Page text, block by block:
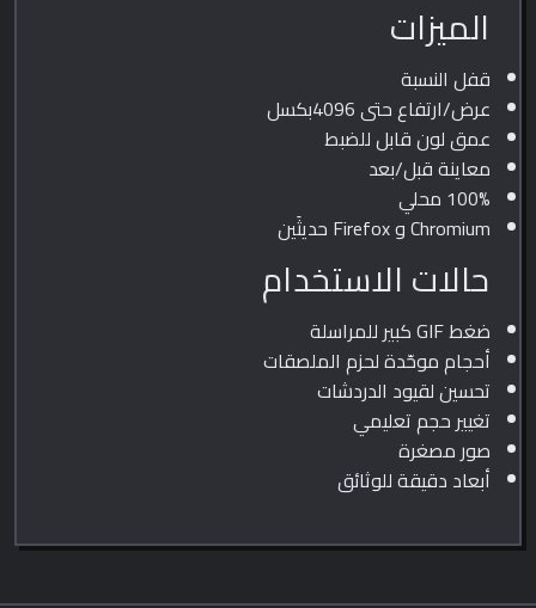
الميزات
قفل النسبة
عرض/ارتفاع حتى 4096بكسل
عمق لون قابل للضبط
معاينة قبل/بعد
100% محلي
Chromium و Firefox حديثَين
حالات الاستخدام
ضغط GIF كبير للمراسلة
أحجام موحّدة لحزم الملصقات
تحسين لقيود الدردشات
تغيير حجم تعليمي
صور مصغرة
أبعاد دقيقة للوثائق